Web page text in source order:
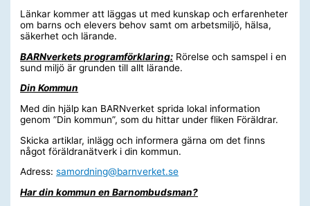
Länkar kommer att läggas ut med kunskap och erfarenheter
om barns och elevers behov samt om arbetsmiljö, hälsa,
säkerhet och lärande.
BARNverkets programförklaring: Rörelse och samspel i en
sund miljö är grunden till allt lärande.
Din Kommun
Med din hjälp kan BARNverket sprida lokal information
genom ”Din kommun”, som du hittar under fliken Föräldrar.
Skicka artiklar, inlägg och informera gärna om det finns
något föräldranätverk i din kommun.
Adress:samordning@barnverket.se
Har din kommun en Barnombudsman?